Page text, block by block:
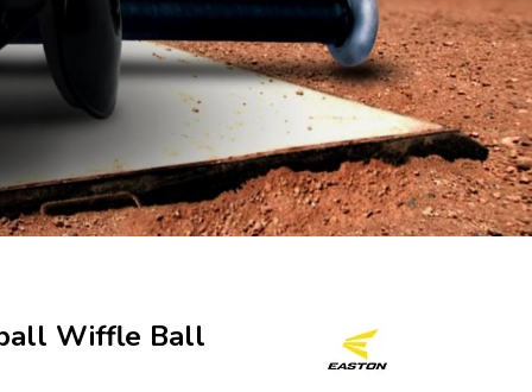
Wiffle Ball